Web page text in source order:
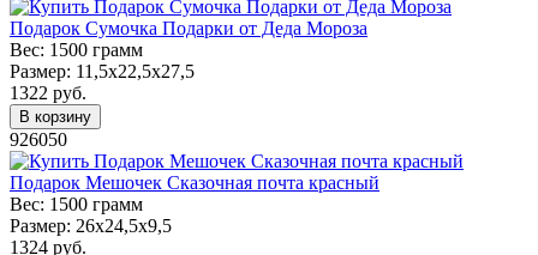
Подарок Сумочка Подарки от Деда Мороза
Вес: 1500 грамм
Размер: 11,5х22,5х27,5
1322 руб.
В корзину
926050
Подарок Мешочек Сказочная почта красный
Вес: 1500 грамм
Размер: 26х24,5х9,5
1324 руб.